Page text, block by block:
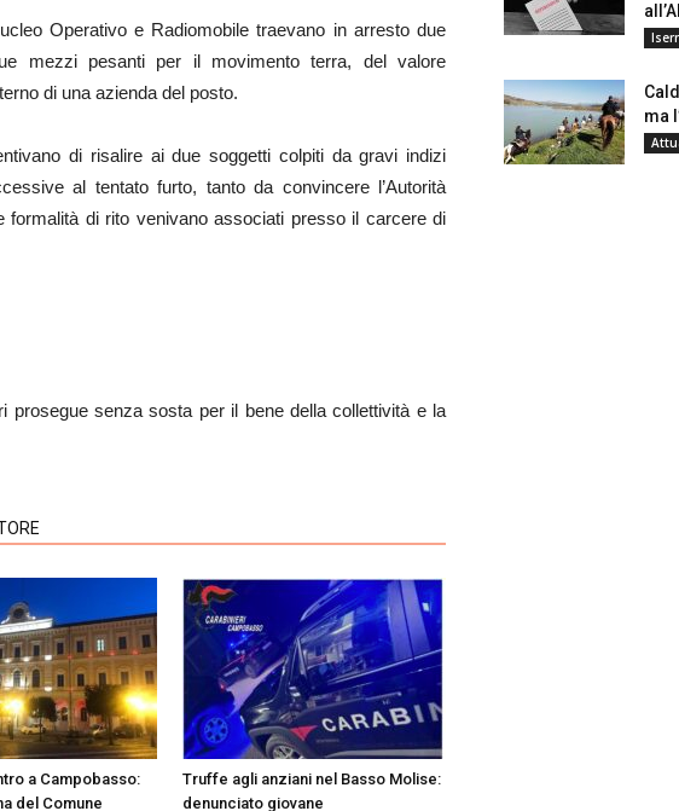
Operativo e Radiomobile traevano in arresto due
mezzi pesanti per il movimento terra, del valore
di una azienda del posto.
di risalire ai due soggetti colpiti da gravi indizi
al tentato furto, tanto da convincere l’Autorità
di rito venivano associati presso il carcere di
prosegue senza sosta per il bene della collettività e la
a Campobasso:
del Comune
Truffe agli anziani nel Basso Molise:
denunciato giovane
ma